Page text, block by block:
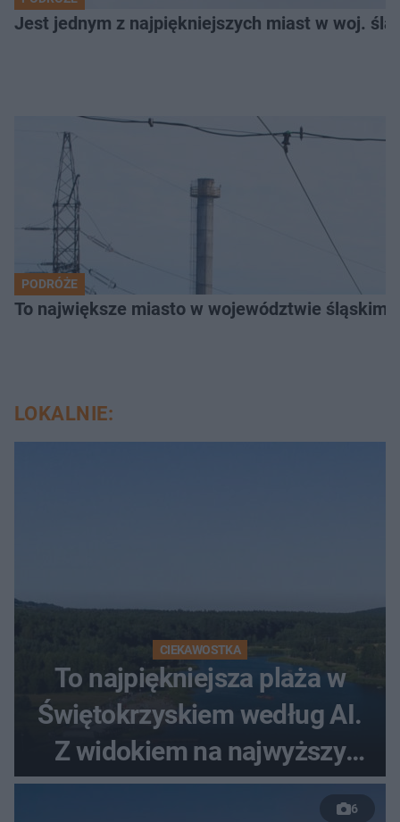
Jest jednym z najpiękniejszych miast w woj.
PODRÓŻE
To największe miasto w województwie
LOKALNIE:
CIEKAWOSTKA
To najpiękniejsza plaża w
Świętokrzyskiem według AI.
Z widokiem na najwyższy
szczyt Gór Świętokrzyskich
6